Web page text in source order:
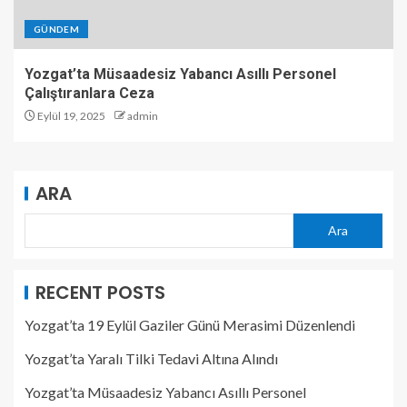
GÜNDEM
Yozgat’ta Müsaadesiz Yabancı Asıllı Personel
Çalıştıranlara Ceza
Eylül 19, 2025 admin
ARA
Ara
RECENT POSTS
Yozgat’ta 19 Eylül Gaziler Günü Merasimi Düzenlendi
Yozgat’ta Yaralı Tilki Tedavi Altına Alındı
Yozgat’ta Müsaadesiz Yabancı Asıllı Personel